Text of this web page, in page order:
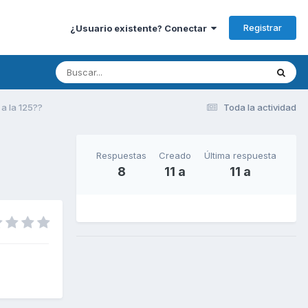
¿Usuario existente? Conectar Registrar
Toda la actividad
la 125??
Respuestas
8
Creado
11 a
Última respuesta
11 a